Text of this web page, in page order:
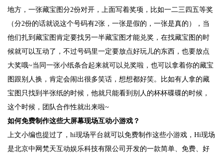
地方，一张藏宝图分2份对开，上面写着奖项，比如一二三四五等奖
（分2份的话就说这个号码有2张，一张是假的，一张是真的），当
他们扎到藏宝图肯定要找另一半藏宝图才能兑奖，在找藏宝图的时
候就可以互动了，不过号码里一定要放点好玩儿的东西，也要放点
大奖哦~当同一张小纸条合起来就可以兑奖啦，也可以拿着你的藏宝
图跟别人换，肯定会闹出很多笑话，想想都好笑。比如有人拿的藏
宝图只找到半张纸的时候，他就只能看到别人的杯杯碟碟的时候，
这个时候，团队合作性就出来啦~
如何免费制作这些大屏幕现场互动小游戏？
上文小编也提过了，hi现场平台就可以免费制作这些小游戏，Hi现场
是北京中网梵天互动娱乐科技有限公司开发的一款简单、免费、好